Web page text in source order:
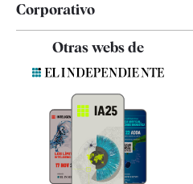
Corporativo
Contacto
Quiénes somos
Especificaciones
Otras webs de